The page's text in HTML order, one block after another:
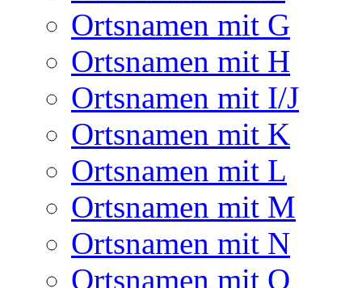
Ortsnamen mit G
Ortsnamen mit H
Ortsnamen mit I/J
Ortsnamen mit K
Ortsnamen mit L
Ortsnamen mit M
Ortsnamen mit N
Ortsnamen mit O